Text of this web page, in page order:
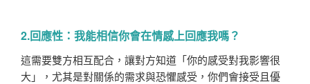
2.回應性：我能相信你會在情感上回應我嗎？
這需要雙方相互配合，讓對方知道「你的感受對我影響很
大」，尤其是對關係的需求與恐懼感受，你們會接受且優